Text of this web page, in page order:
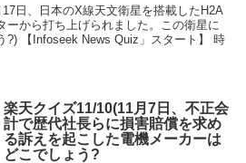
日、日本のX線天文衛星を搭載したH2A
ーから打ち上げられました。この衛星に
?) 【Infoseek News Quiz」スタート】 時
楽天クイズ11/10(11月7日、不正会
計で歴代社長らに損害賠償を求め
る訴えを起こした電機メーカーは
どこでしょう?